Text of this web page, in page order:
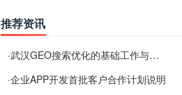
推荐资讯
·武汉GEO搜索优化的基础工作与实施思路
·企业APP开发首批客户合作计划说明